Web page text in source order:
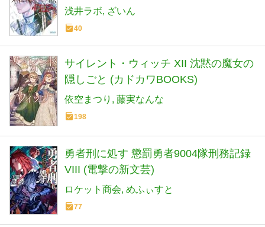
庫 ガあ 2-27)
浅井ラボ ざいん
40
サイレント・ウィッチ XII 沈黙の魔女の
隠しごと (カドカワBOOKS)
依空まつり 藤実なんな
198
勇者刑に処す 懲罰勇者9004隊刑務記録
VIII (電撃の新文芸)
ロケット商会 めふぃすと
77